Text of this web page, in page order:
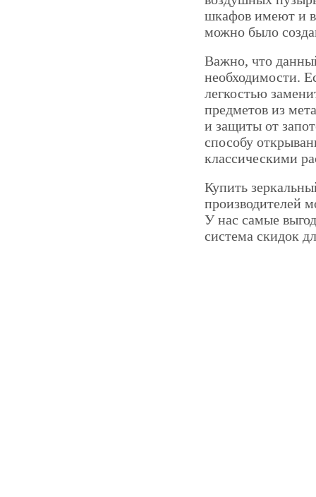
шкафов имеют и
можно было
Важно, что
необходимости.
легкостью
предметов из
и защиты от
способу
классическими
Купить
производителей
У нас самые
система скидок